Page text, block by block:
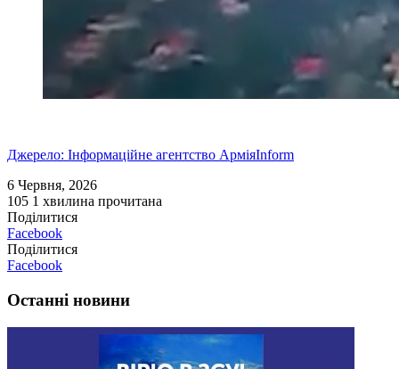
Джерело: Інформаційне агентство АрміяInform
6 Червня, 2026
105 1 хвилина прочитана
Поділитися
Facebook
Поділитися
Facebook
Останні новини